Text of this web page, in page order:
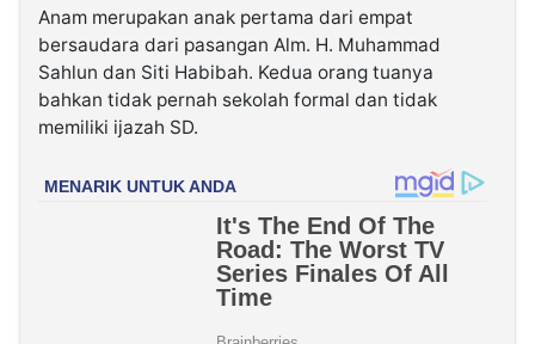
Anam merupakan anak pertama dari empat
bersaudara dari pasangan Alm. H. Muhammad
Sahlun dan Siti Habibah. Kedua orang tuanya
bahkan tidak pernah sekolah formal dan tidak
memiliki ijazah SD.